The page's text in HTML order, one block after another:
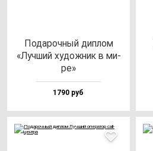
Пода­роч­ный дип­лом
«Луч­ший ху­дож­ник в ми­
ре»
1790 руб